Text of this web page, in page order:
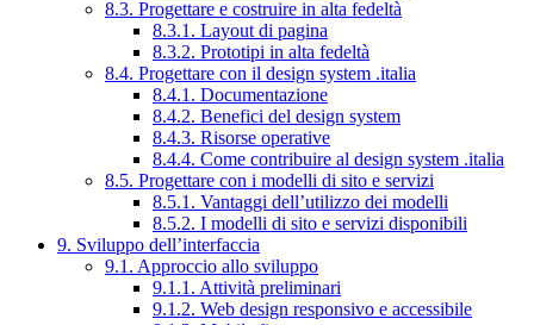
8.3. Progettare e costruire in alta fedeltà
8.3.1. Layout di pagina
8.3.2. Prototipi in alta fedeltà
8.4. Progettare con il design system .italia
8.4.1. Documentazione
8.4.2. Benefici del design system
8.4.3. Risorse operative
8.4.4. Come contribuire al design system .italia
8.5. Progettare con i modelli di sito e servizi
8.5.1. Vantaggi dell’utilizzo dei modelli
8.5.2. I modelli di sito e servizi disponibili
9. Sviluppo dell’interfaccia
9.1. Approccio allo sviluppo
9.1.1. Attività preliminari
9.1.2. Web design responsivo e accessibile